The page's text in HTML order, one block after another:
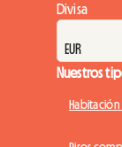
Divisa
Nuestros